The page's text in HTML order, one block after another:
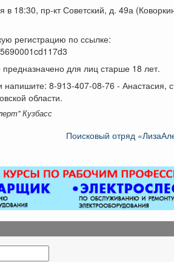
18:30, пр-кт Советский, д. 49а
регистрацию по ссылке:
для лиц старше 18 лет.
напишите: 8-913-407-08-76 - Анастасия,
области.
Кузбасс
Поисковый отряд